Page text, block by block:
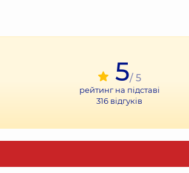
5/ 5
рейтинг на підставі
316 відгуків